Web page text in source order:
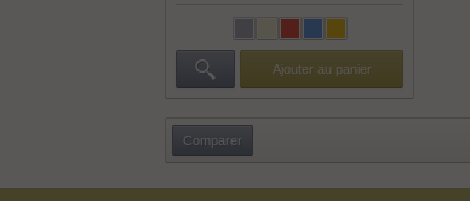
Ajouter au panier